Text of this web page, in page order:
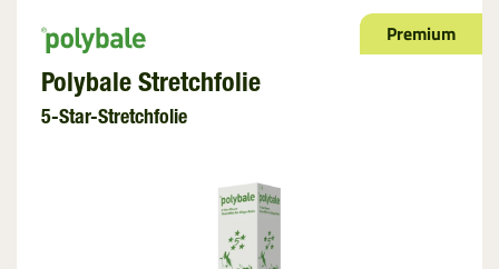
Premium
Polybale Stretchfolie
5-Star-Stretchfolie